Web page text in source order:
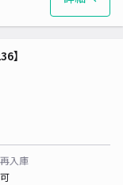
】
再入庫
可